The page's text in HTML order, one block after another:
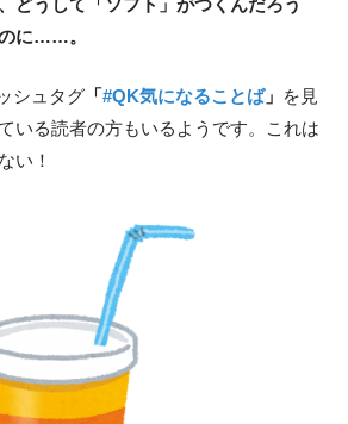
どうして「ソフト」がつくんだろう
に……。
シュタグ「#QK気になることば」 を見
いる読者の方もいるようです。これは
い！